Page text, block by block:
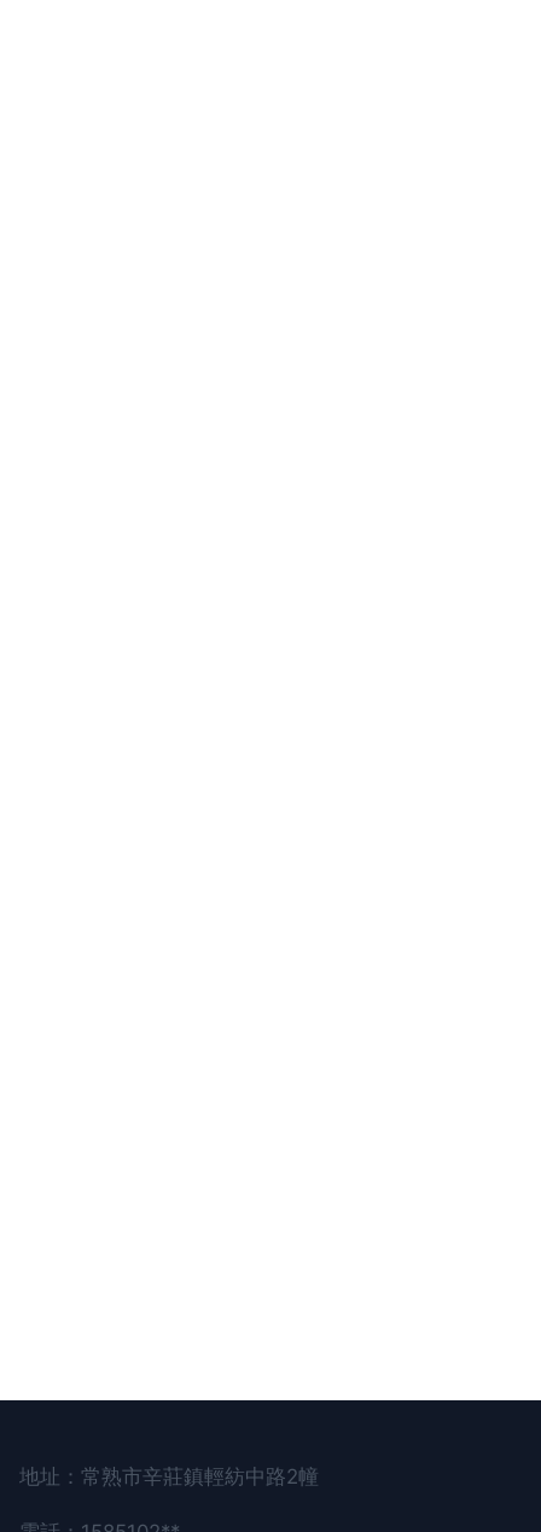
地址：常熟市辛莊鎮輕紡中路2幢